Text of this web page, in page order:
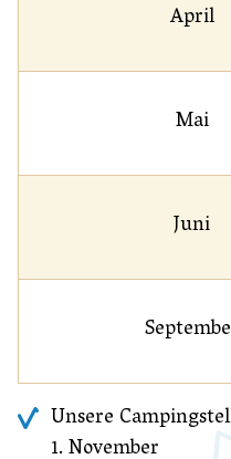
April
Mai
Juni
Unsere
1. November